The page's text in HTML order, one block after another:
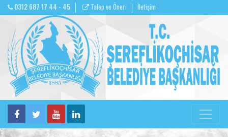
0312 687 17 44 - 45 Talep ve Öneri İletişim